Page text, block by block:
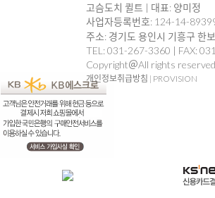
고슴도치 퀼트 | 대표: 양미정
사업자등록번호: 124-14-
주소: 경기도 용인시 기흥구 한
TEL: 031-267-3360 | FAX:
Copyright＠All rights
개인정보취급방침 | PROVISION